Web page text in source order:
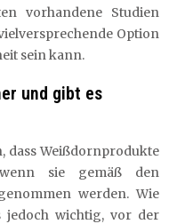
vorhandene Studien
Option
sein kann.
und gibt es
dass Weißdornprodukte
sie gemäß den
werden. Wie
jedoch wichtig, vor der